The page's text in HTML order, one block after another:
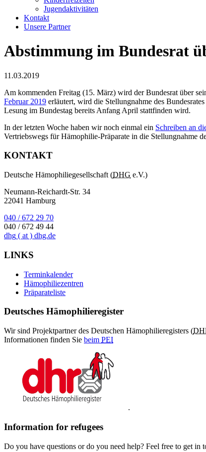
Jugendaktivitäten
Kontakt
Unsere Partner
Abstimmung im Bundesrat
11.03.2019
Am kommenden Freitag (15. März) wird der Bundesrat über
Februar 2019 erläutert, wird die Stellungnahme des
Lesung im Bundestag bereits Anfang April stattfinden wird.
In der letzten Woche haben wir noch einmal ein Schreiben an
Vertriebswegs für Hämophilie-Präparate in die Stellungnahme
KONTAKT
Deutsche Hämophiliegesellschaft (DHG e.V.)
Neumann-Reichardt-Str. 34
22041 Hamburg
040 / 672 29 70
040 / 672 49 44
dhg ( at ) dhg.de
LINKS
Terminkalender
Hämophiliezentren
Präparateliste
Deutsches Hämophilieregister
Wir sind Projektpartner des Deutschen Hämophilieregisters (
Informationen finden Sie beim PEI
.
Information for refugees
Do you have questions or do you need help? Feel free to get in